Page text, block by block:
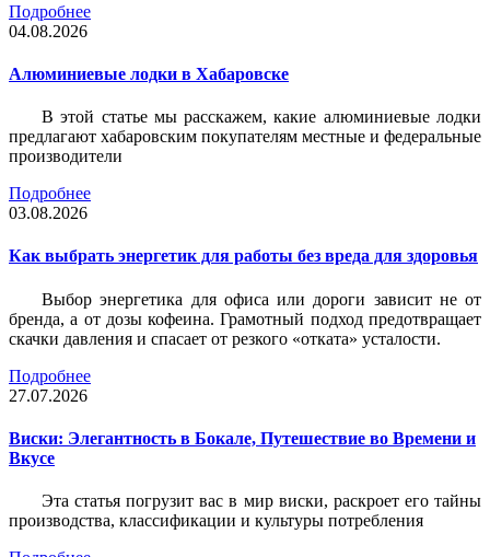
Подробнее
04.08.2026
Алюминиевые лодки в Хабаровске
В этой статье мы расскажем, какие алюминиевые лодки
предлагают хабаровским покупателям местные и федеральные
производители
Подробнее
03.08.2026
Как выбрать энергетик для работы без вреда для здоровья
Выбор энергетика для офиса или дороги зависит не от
бренда, а от дозы кофеина. Грамотный подход предотвращает
скачки давления и спасает от резкого «отката» усталости.
Подробнее
27.07.2026
Виски: Элегантность в Бокале, Путешествие во Времени и
Вкусе
Эта статья погрузит вас в мир виски, раскроет его тайны
производства, классификации и культуры потребления